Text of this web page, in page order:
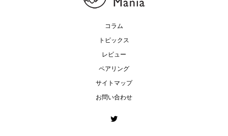
コラム
トピックス
レビュー
ペアリング
サイトマップ
お問い合わせ